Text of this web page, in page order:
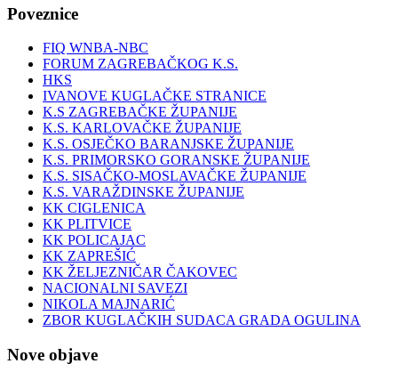
Poveznice
FIQ WNBA-NBC
FORUM ZAGREBAČKOG K.S.
HKS
IVANOVE KUGLAČKE STRANICE
K.S ZAGREBAČKE ŽUPANIJE
K.S. KARLOVAČKE ŽUPANIJE
K.S. OSJEČKO BARANJSKE ŽUPANIJE
K.S. PRIMORSKO GORANSKE ŽUPANIJE
K.S. SISAČKO-MOSLAVAČKE ŽUPANIJE
K.S. VARAŽDINSKE ŽUPANIJE
KK CIGLENICA
KK PLITVICE
KK POLICAJAC
KK ZAPREŠIĆ
KK ŽELJEZNIČAR ČAKOVEC
NACIONALNI SAVEZI
NIKOLA MAJNARIĆ
ZBOR KUGLAČKIH SUDACA GRADA OGULINA
Nove objave